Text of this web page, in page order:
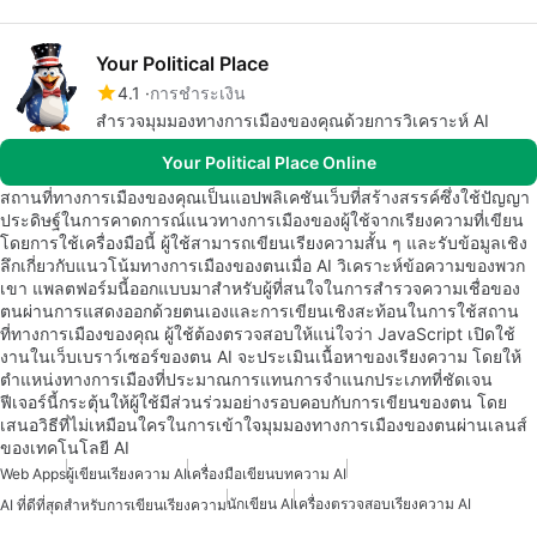
Your Political Place
4.1
การชำระเงิน
สำรวจมุมมองทางการเมืองของคุณด้วยการวิเคราะห์ AI
Your Political Place Online
สถานที่ทางการเมืองของคุณเป็นแอปพลิเคชันเว็บที่สร้างสรรค์ซึ่งใช้ปัญญา
ประดิษฐ์ในการคาดการณ์แนวทางการเมืองของผู้ใช้จากเรียงความที่เขียน
โดยการใช้เครื่องมือนี้ ผู้ใช้สามารถเขียนเรียงความสั้น ๆ และรับข้อมูลเชิง
ลึกเกี่ยวกับแนวโน้มทางการเมืองของตนเมื่อ AI วิเคราะห์ข้อความของพวก
เขา แพลตฟอร์มนี้ออกแบบมาสำหรับผู้ที่สนใจในการสำรวจความเชื่อของ
ตนผ่านการแสดงออกด้วยตนเองและการเขียนเชิงสะท้อนในการใช้สถาน
ที่ทางการเมืองของคุณ ผู้ใช้ต้องตรวจสอบให้แน่ใจว่า JavaScript เปิดใช้
งานในเว็บเบราว์เซอร์ของตน AI จะประเมินเนื้อหาของเรียงความ โดยให้
ตำแหน่งทางการเมืองที่ประมาณการแทนการจำแนกประเภทที่ชัดเจน
ฟีเจอร์นี้กระตุ้นให้ผู้ใช้มีส่วนร่วมอย่างรอบคอบกับการเขียนของตน โดย
เสนอวิธีที่ไม่เหมือนใครในการเข้าใจมุมมองทางการเมืองของตนผ่านเลนส์
ของเทคโนโลยี AI
Web Appsผู้เขียนเรียงความ AIเครื่องมือเขียนบทความ AI
AI ที่ดีที่สุดสำหรับการเขียนเรียงความนักเขียน AIเครื่องตรวจสอบเรียงความ AI